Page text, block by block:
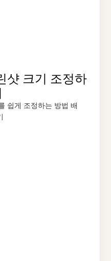
샷 크기 조정하
쉽게 조정하는 방법 배